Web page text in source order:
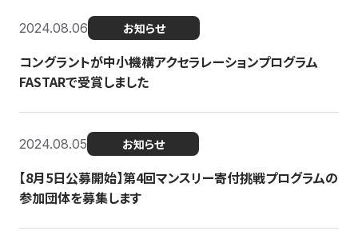
2024.08.06 お知らせ
コングラントが中小機構アクセラレーションプログラム
FASTARで受賞しました
2024.08.05 お知らせ
【8月5日公募開始】第4回マンスリー寄付挑戦プログラムの
参加団体を募集します